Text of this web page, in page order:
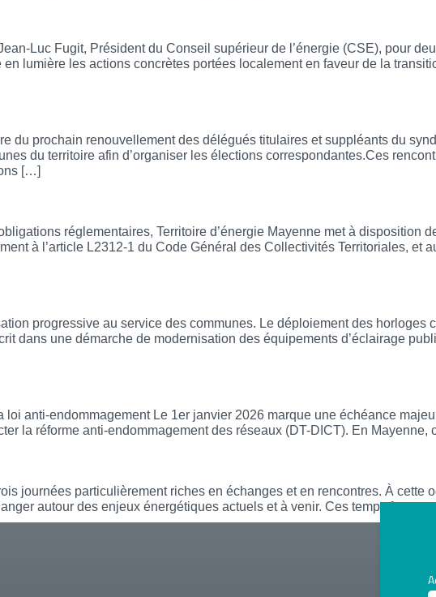
Luc Fugit, Président du Conseil supérieur de l’énergie (CSE), pour
lumière les actions concrètes portées localement en faveur de la
du prochain renouvellement des délégués titulaires et suppléants du
du territoire afin d’organiser les élections correspondantes.Ces
[…]
en ligne
réglementaires, Territoire d’énergie Mayenne met à disposition
à l’article L2312-1 du Code Général des Collectivités Territoriales, et
progressive au service des communes. Le déploiement des horloges
dans une démarche de modernisation des équipements d’éclairage
anti-endommagement Le 1er janvier 2026 marque une échéance
la réforme anti-endommagement des réseaux (DT-DICT). En Mayenne,
journées particulièrement riches en échanges et en rencontres. À cette
autour des enjeux énergétiques actuels et à venir. Ces temps forts